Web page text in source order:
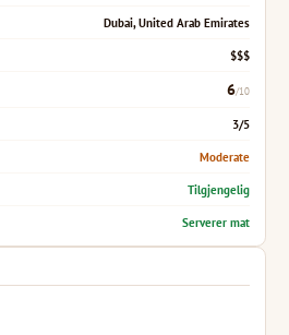
Dubai, United Arab Emirates
$$$
6/10
3/5
Moderate
Tilgjengelig
Serverer mat